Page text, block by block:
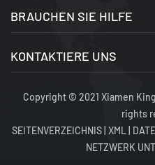
BRAUCHEN SIE HILFE
KONTAKTIERE UNS
Copyright © 2021 Xiamen
rights
SEITENVERZEICHNIS XML
NETZWERK